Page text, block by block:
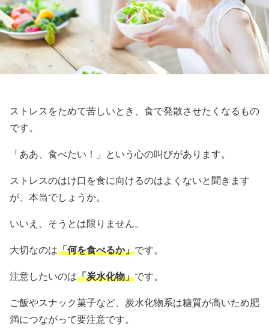
ストレスをためて苦しいとき、食で発散させたくなるもの
です。
「ああ、食べたい！」という心の叫びがあります。
ストレスのはけ口を食に向けるのはよくないと聞きます
が、本当でしょうか。
いいえ、そうとは限りません。
大切なのは「何を食べるか」です。
注意したいのは「炭水化物」です。
ご飯やスナック菓子など、炭水化物系は糖質が高いため肥
満につながって要注意です。